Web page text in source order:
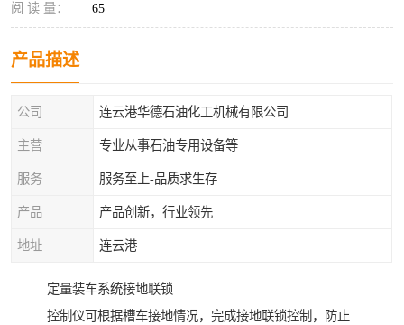
阅 读 量： 65
产品描述
公司 连云港华德石油化工机械有限公司
主营 专业从事石油专用设备等
服务 服务至上-品质求生存
产品 产品创新，行业领先
地址 连云港
定量装车系统接地联锁
控制仪可根据槽车接地情况，完成接地联锁控制，防止